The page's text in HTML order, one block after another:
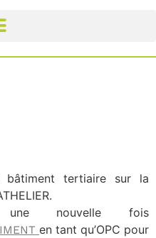
bâtiment tertiaire sur la
une nouvelle fois
en tant qu’OPC pour